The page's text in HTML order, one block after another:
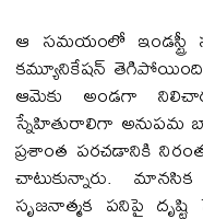
ఆ సమయంలో
కమ్యూనికేషన్ తెగిపోయింది.
ఆమెకు అండగా
స్నేహితురాలిగా అనుపమ
ప్రశాంత పరచడానికి
చాటుకున్నారు.
సృజనాత్మక పనిపై